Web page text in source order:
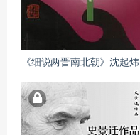
《细说两晋南北朝》沈起炜